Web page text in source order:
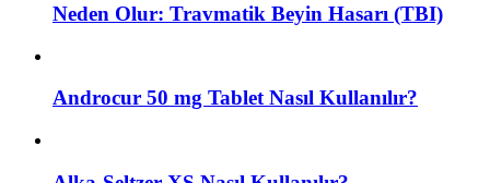
Neden Olur: Travmatik Beyin Hasarı (TBI)
Androcur 50 mg Tablet Nasıl Kullanılır?